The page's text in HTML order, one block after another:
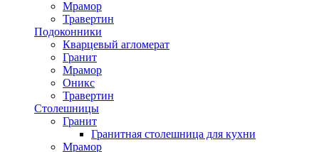
Мрамор
Травертин
Подоконники
Кварцевый агломерат
Гранит
Мрамор
Оникс
Травертин
Столешницы
Гранит
Гранитная столешница для кухни
Мрамор